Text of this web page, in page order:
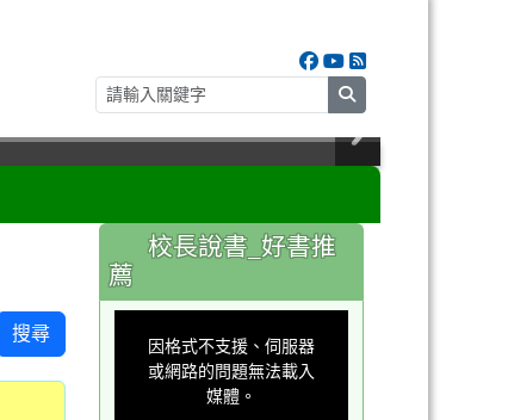
search
搜尋
:::
校長說書_好書推
薦
window.
因格式不支援、伺服器
或網路的問題無法載入
媒體。